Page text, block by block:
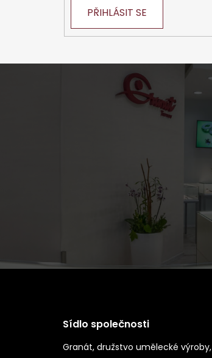
PŘIHLÁSIT SE
Sídlo společnosti
Granát, družstvo umělecké výroby,